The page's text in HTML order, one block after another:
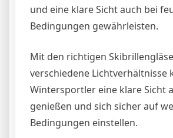
und eine klare Sicht auch bei
Bedingungen gewährleisten.
Mit den richtigen
verschiedene Lichtverhältnisse
Wintersportler eine klare Sicht
genießen und sich sicher auf
Bedingungen einstellen.